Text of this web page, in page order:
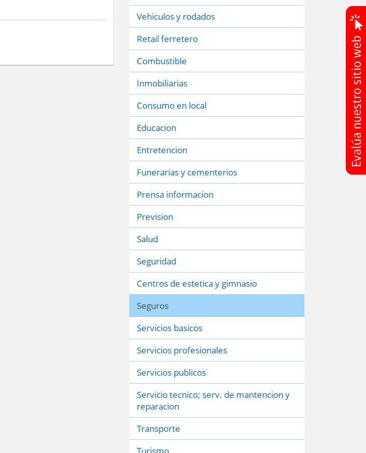
Vehiculos y rodados
Retail ferretero
Combustible
Inmobiliarias
Consumo en local
Educacion
Entretencion
Funerarias y cementerios
Prensa informacion
Prevision
Salud
Seguridad
Centros de estetica y gimnasio
Seguros
Servicios basicos
Servicios profesionales
Servicios publicos
Servicio tecnico; serv. de mantencion y
reparacion
Transporte